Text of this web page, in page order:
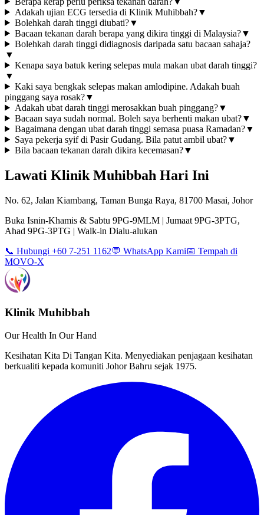
Adakah ujian ECG tersedia di Klinik Muhibbah?▼
Bolehkah darah tinggi diubati?▼
Bacaan tekanan darah berapa yang dikira tinggi di Malaysia?▼
Bolehkah darah tinggi didiagnosis daripada satu bacaan sahaja?
▼
Kenapa saya batuk kering selepas mula makan ubat darah tinggi?
▼
Kaki saya bengkak selepas makan amlodipine. Adakah buah
pinggang saya rosak?▼
Adakah ubat darah tinggi merosakkan buah pinggang?▼
Bacaan saya sudah normal. Boleh saya berhenti makan ubat?▼
Bagaimana dengan ubat darah tinggi semasa puasa Ramadan?▼
Saya pekerja syif di Pasir Gudang. Bila patut ambil ubat?▼
Bila bacaan tekanan darah dikira kecemasan?▼
Lawati Klinik Muhibbah Hari Ini
No. 62, Jalan Kiambang, Taman Bunga Raya, 81700 Masai, Johor
Buka Isnin-Khamis & Sabtu 9PG-9MLM | Jumaat 9PG-3PTG,
Ahad 9PG-3PTG | Walk-in Dialu-alukan
📞 Hubungi +60 7-251 1162💬 WhatsApp Kami📅 Tempah di
MOVO-X
Klinik Muhibbah
Our Health In Our Hand
Kesihatan Kita Di Tangan Kita. Menyediakan penjagaan kesihatan
berkualiti kepada komuniti Johor Bahru sejak 1975.